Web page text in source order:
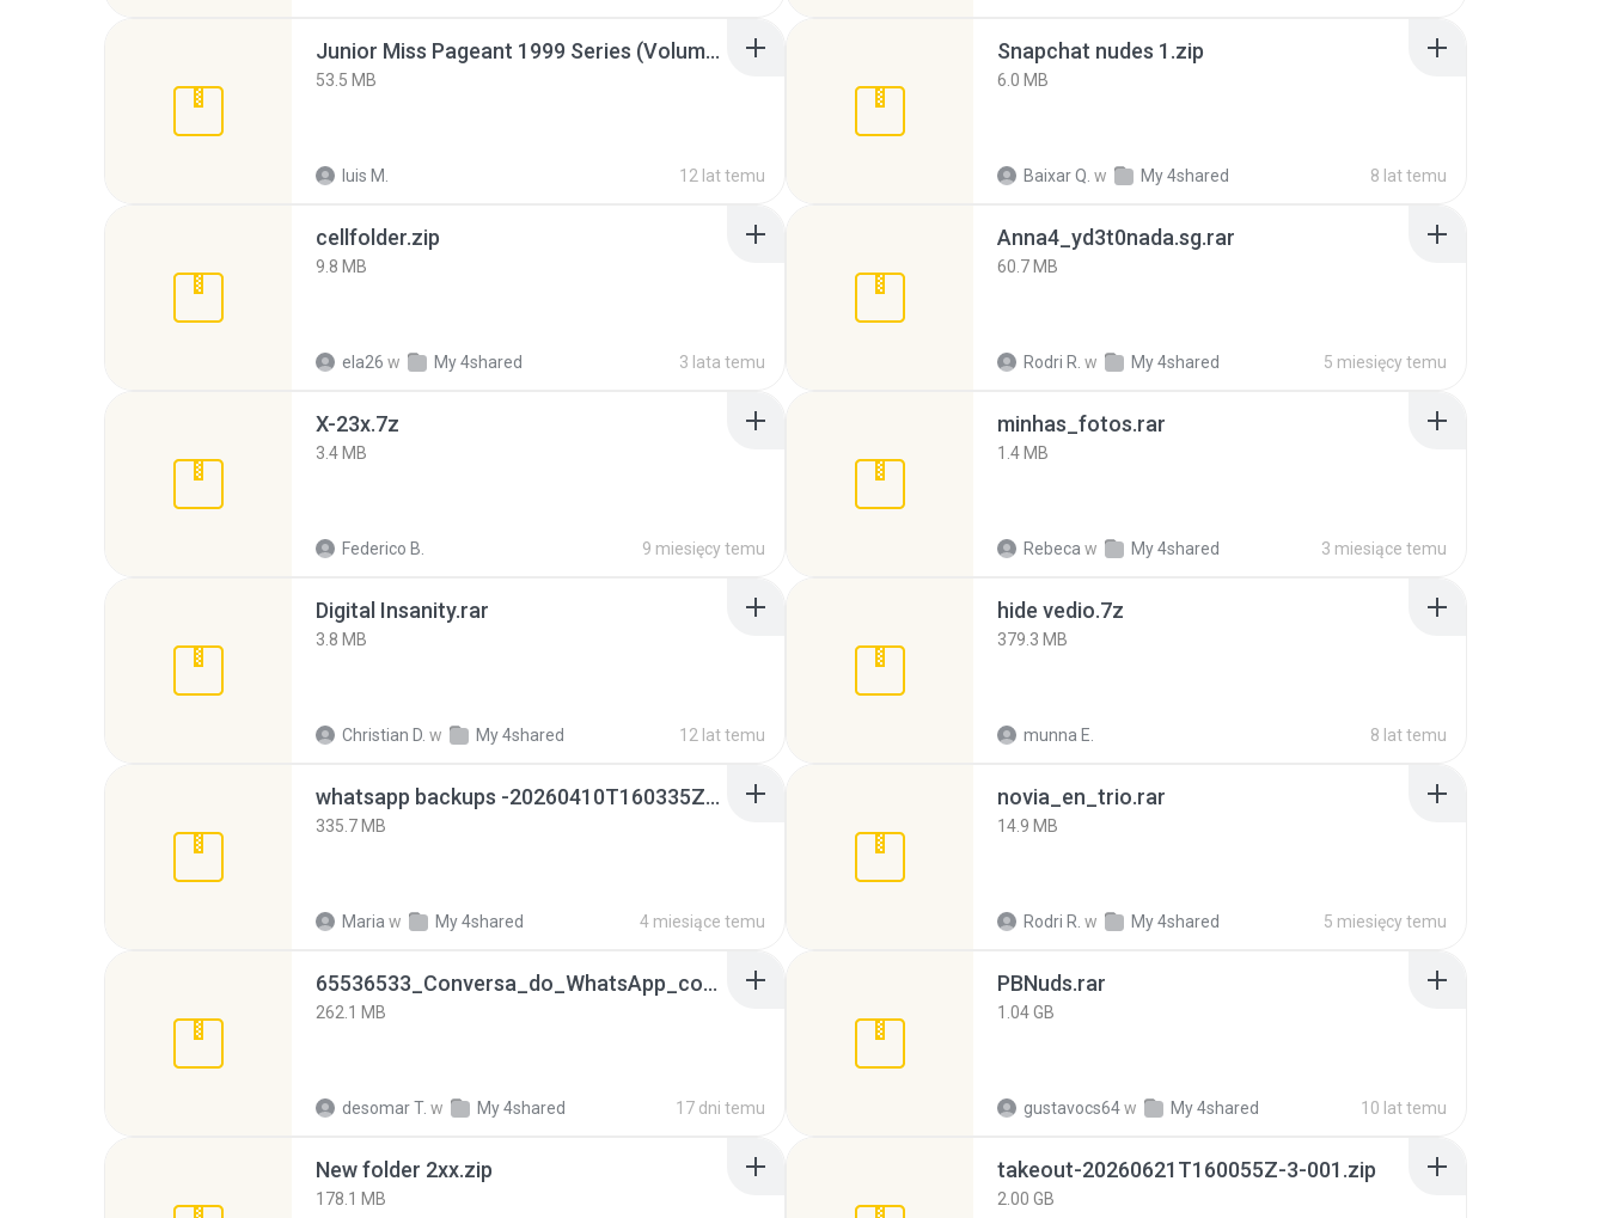
Junior Miss Pageant 1999 Series (Volume I Part I NC 6).7z
53.5 MB
luis M. 12 lat temu
Snapchat nudes 1.zip
6.0 MB
Baixar Q. w My 4shared 8 lat temu
cellfolder.zip
9.8 MB
ela26 w My 4shared 3 lata temu
Anna4_yd3t0nada.sg.rar
60.7 MB
Rodri R. w My 4shared 5 miesięcy temu
X-23x.7z
3.4 MB
Federico B. 9 miesięcy temu
minhas_fotos.rar
1.4 MB
Rebeca w My 4shared 3 miesiące temu
Digital Insanity.rar
3.8 MB
Christian D. w My 4shared 12 lat temu
hide vedio.7z
379.3 MB
munna E. 8 lat temu
whatsapp backups -20260410T160335Z-3-001.zip
335.7 MB
Maria w My 4shared 4 miesiące temu
novia_en_trio.rar
14.9 MB
Rodri R. w My 4shared 5 miesięcy temu
65536533_Conversa_do_WhatsApp_com_Meu_Esposo.zip
262.1 MB
desomar T. w My 4shared 17 dni temu
PBNuds.rar
1.04 GB
gustavocs64w My 4shared 10 lat temu
New folder 2xx.zip
178.1 MB
takeout-20260621T160055Z-3-001.zip
2.00 GB